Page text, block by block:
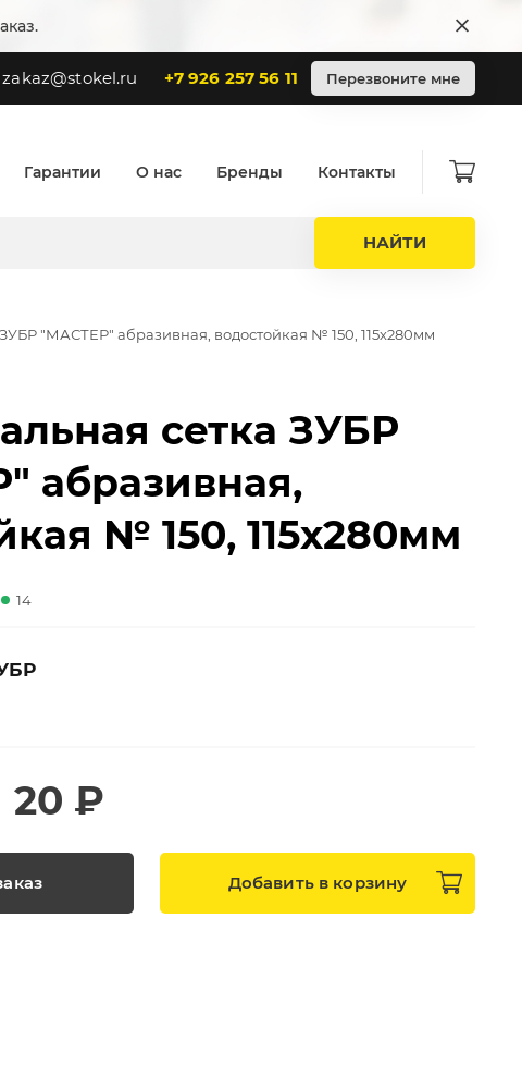
zakaz@stokel.ru +7 926 257 56 11 Перезвоните мне
Гарантии О нас Бренды Контакты
НАЙТИ
"МАСТЕР" абразивная, водостойкая № 150, 115х280мм
сетка ЗУБР
абразивная,
№ 150, 115х280мм
14
20 ₽
Добавить в корзину